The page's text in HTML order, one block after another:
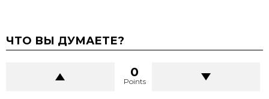
ЧТО ВЫ ДУМАЕТЕ?
0
Points